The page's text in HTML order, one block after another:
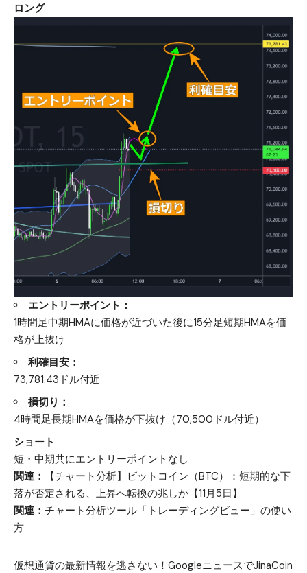
ロング
エントリーポイント：
1時間足中期HMAに価格が近づいた後に15分足短期HMAを価
格が上抜け
利確目安：
73,781.43ドル付近
損切り：
4時間足長期HMAを価格が下抜け（70,500ドル付近）
ショート
短・中期共にエントリーポイントなし
関連：
【チャート分析】ビットコイン（BTC）：短期的な下
落が否定される、上昇へ転換の兆しか【11月5日】
関連： チャート分析ツール「トレーディングビュー」の使い
方
仮想通貨の最新情報を逃さない！GoogleニュースでJinaCoin